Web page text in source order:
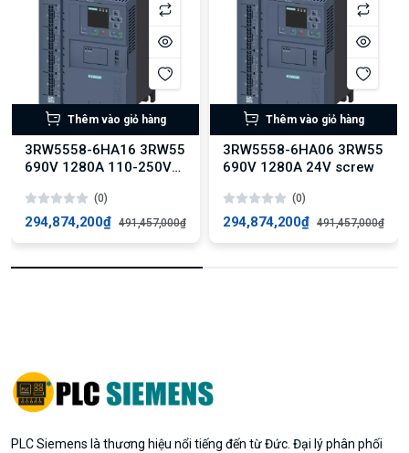
Thêm vào giỏ hàng
3RW5558-6HA16 3RW55
690V 1280A 110-250V
(0)
294,874,200₫ 491,457,000₫
Thêm vào giỏ hàng
3RW5558-6HA06 3RW55
690V 1280A 24V screw
(0)
294,874,200₫ 491,457,000₫
PLC Siemens là thương hiệu nổi tiếng đến từ Đức. Đại lý phân phối